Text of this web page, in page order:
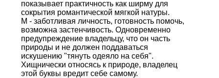
показывает практичность как ширму для
сокрытия романтической мягкой натуры.
М - заботливая личность, готовность помочь,
возможна застенчивость. Одновременно
предупреждение владельцу, что он часть
природы и не должен поддаваться
искушению "тянуть одеяло на себя".
Хищнически относясь к природе, владелец
этой буквы вредит себе самому.